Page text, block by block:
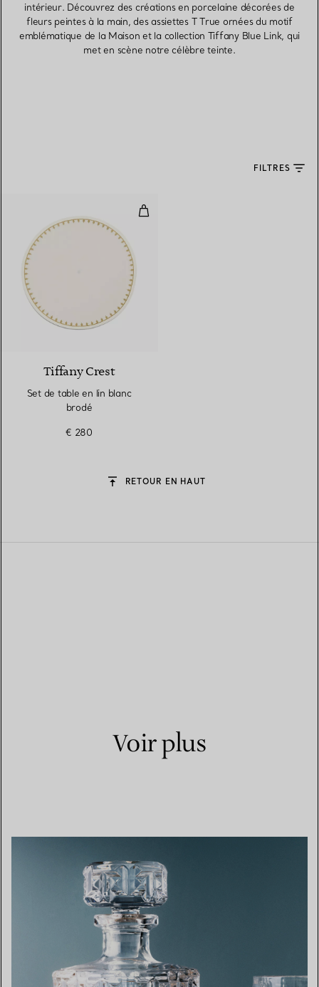
intérieur. Découvrez des créations en porcelaine décorées de
fleurs peintes à la main, des assiettes T True ornées du motif
emblématique de la Maison et la collection Tiffany Blue Link, qui
met en scène notre célèbre teinte.
FILTRES
Set de table en lin blanc brodé
Tiffany Crest
Set de table en lin blanc
brodé
€ 280
RETOUR EN HAUT
Voir plus